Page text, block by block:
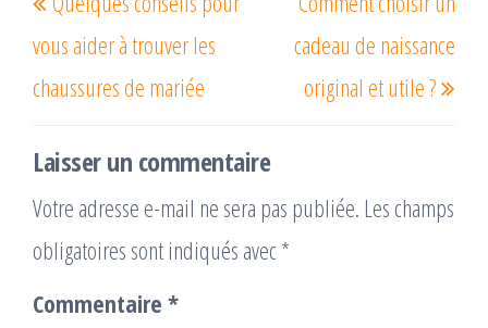
de
l’article
précédent
vous aider à trouver les
chaussures de mariée
cadeau de naissance
original et utile ?
Laisser un commentaire
Votre adresse e-mail ne sera pas publiée. Les champs
obligatoires sont indiqués avec *
Commentaire *